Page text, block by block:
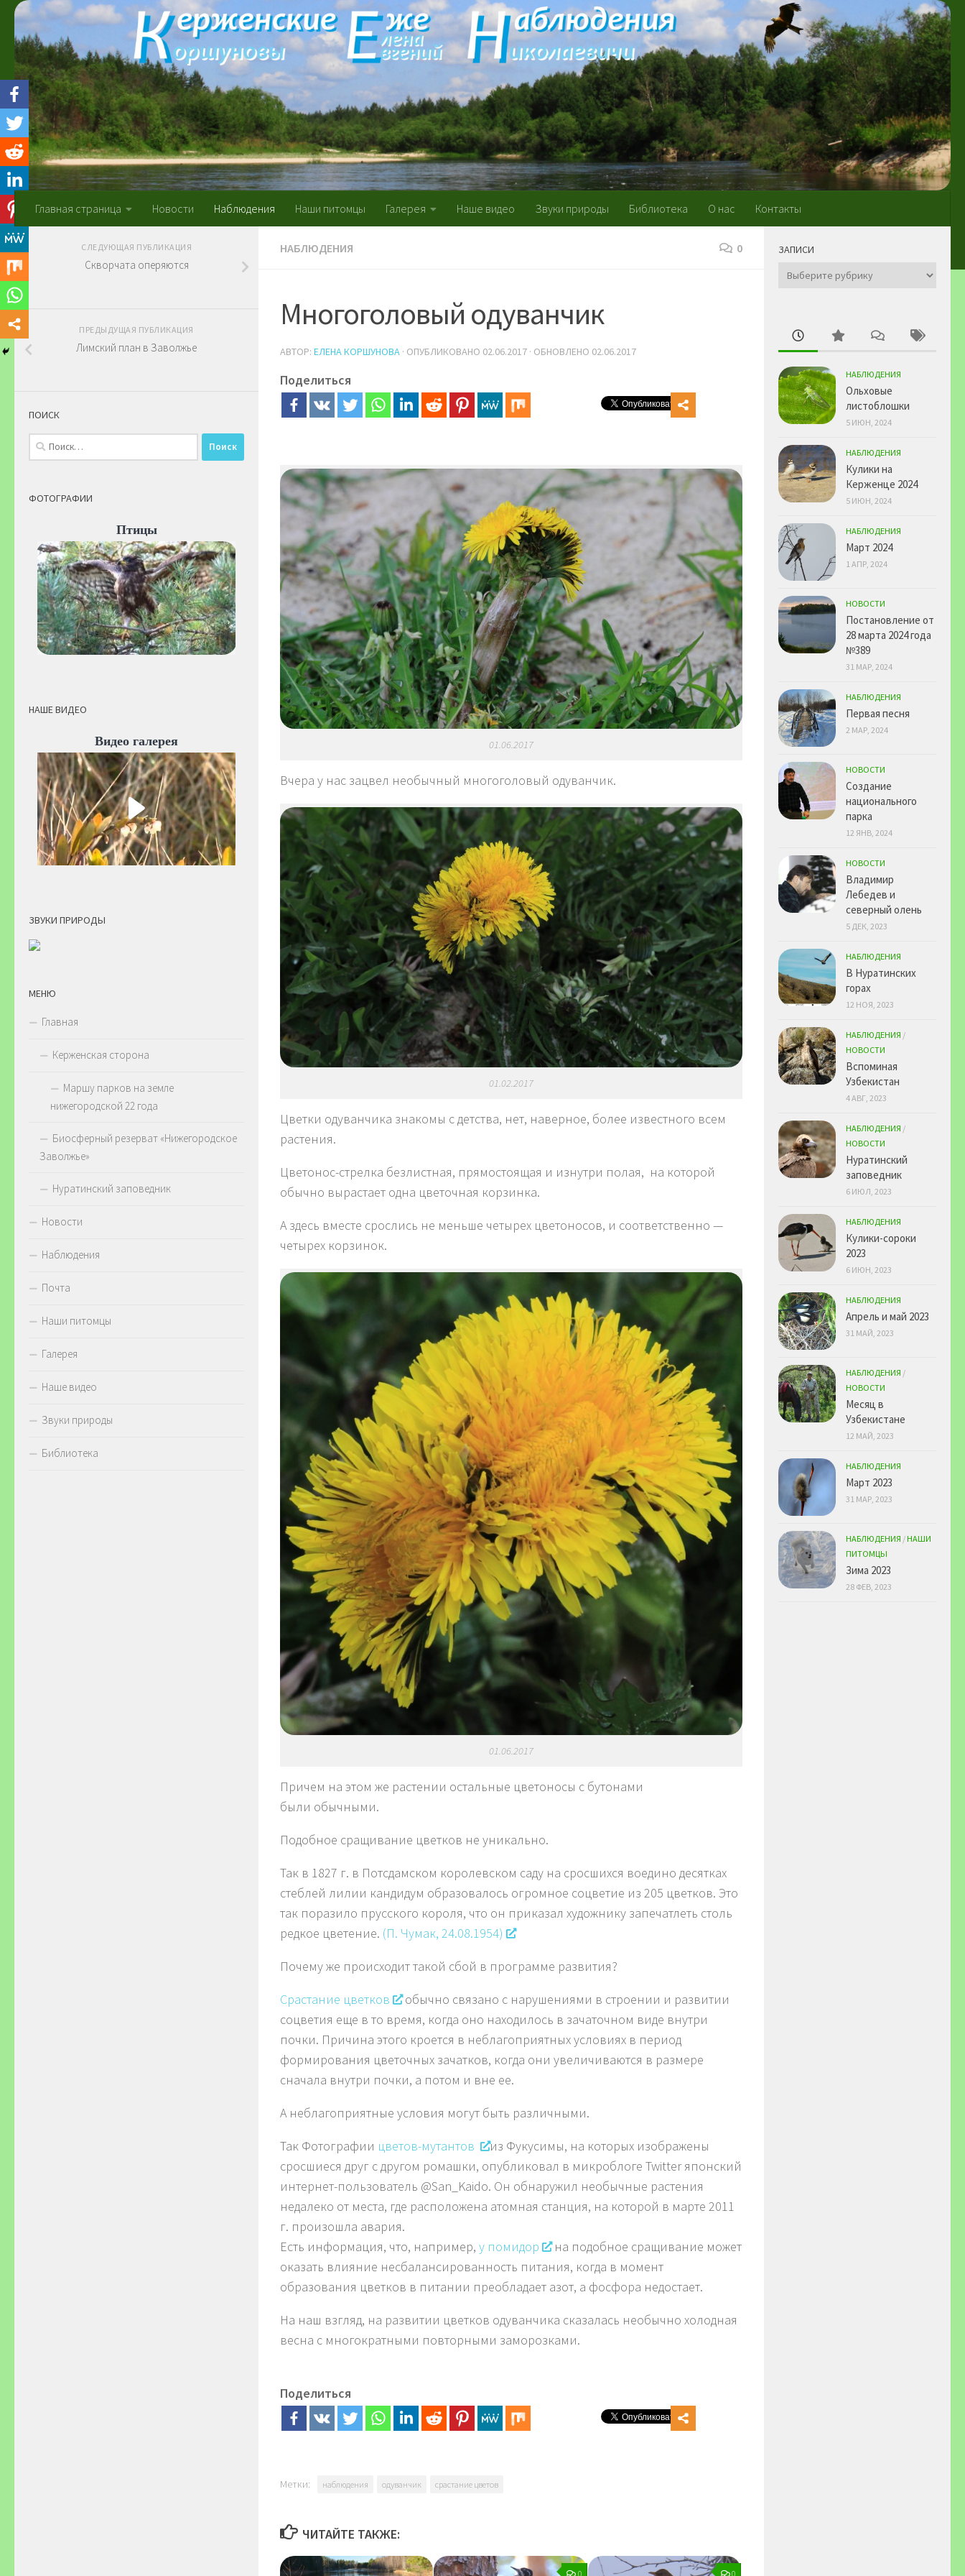
Skip to content
Главная страница Новости Наблюдения Наши питомцы Галерея Наше видео Звуки природы Библиотека О нас Контакты
НАБЛЮДЕНИЯ 0
Многоголовый одуванчик
АВТОР: ЕЛЕНА КОРШУНОВА · ОПУБЛИКОВАНО 02.06.2017 · ОБНОВЛЕНО 02.06.2017
Поделиться
01.06.2017
Вчера у нас зацвел необычный многоголовый одуванчик.
01.02.2017
Цветки одуванчика знакомы с детства, нет, наверное, более известного всем
растения.
Цветонос-стрелка безлистная, прямостоящая и изнутри полая, на которой
обычно вырастает одна цветочная корзинка.
А здесь вместе срослись не меньше четырех цветоносов, и соответственно —
четырех корзинок.
01.06.2017
Причем на этом же растении остальные цветоносы с бутонами
были обычными.
Подобное сращивание цветков не уникально.
Так в 1827 г. в Потсдамском королевском саду на сросшихся воедино десятках
стеблей лилии кандидум образовалось огромное соцветие из 205 цветков. Это
так поразило прусского короля, что он приказал художнику запечатлеть столь
редкое цветение. (П. Чумак, 24.08.1954)
Почему же происходит такой сбой в программе развития?
Срастание цветков
обычно связано с нарушениями в строении и развитии
соцветия еще в то время, когда оно находилось в зачаточном виде внутри
почки. Причина этого кроется в неблагоприятных условиях в период
формирования цветочных зачатков, когда они увеличиваются в размере
сначала внутри почки, а потом и вне ее.
А неблагоприятные условия могут быть различными.
Так Фотографии цветов-мутантов
из Фукусимы, на которых изображены
сросшиеся друг с другом ромашки, опубликовал в микроблоге Twitter японский
интернет-пользователь @San_Kaido. Он обнаружил необычные растения
недалеко от места, где расположена атомная станция, на которой в марте 2011
г. произошла авария.
Есть информация, что, например, у помидор
на подобное сращивание может
оказать влияние несбалансированность питания, когда в момент
образования цветков в питании преобладает азот, а фосфора недостает.
На наш взгляд, на развитии цветков одуванчика сказалась необычно холодная
весна с многократными повторными заморозками.
Поделиться
Метки: наблюдения одуванчик срастание цветов
ЧИТАЙТЕ ТАКЖЕ:
0 0
СЛЕДУЮЩАЯ ПУБЛИКАЦИЯ
Скворчата оперяются
ПРЕДЫДУЩАЯ ПУБЛИКАЦИЯ
Лимский план в Заволжье
ПОИСК
Найти:
ФОТОГРАФИИ
Птицы
НАШЕ ВИДЕО
Видео галерея
ЗВУКИ ПРИРОДЫ
МЕНЮ
Главная
Керженская сторона
Маршу парков на земле
нижегородской 22 года
Биосферный резерват «Нижегородское
Заволжье»
Нуратинский заповедник
Новости
Наблюдения
Почта
Наши питомцы
Галерея
Наше видео
Звуки природы
Библиотека
ЗАПИСИ
Записи
НАБЛЮДЕНИЯ
Ольховые
листоблошки
5 ИЮН, 2024
НАБЛЮДЕНИЯ
Кулики на
Керженце 2024
5 ИЮН, 2024
НАБЛЮДЕНИЯ
Март 2024
1 АПР, 2024
НОВОСТИ
Постановление от
28 марта 2024 года
№389
31 МАР, 2024
НАБЛЮДЕНИЯ
Первая песня
2 МАР, 2024
НОВОСТИ
Создание
национального
парка
12 ЯНВ, 2024
НОВОСТИ
Владимир
Лебедев и
северный олень
5 ДЕК, 2023
НАБЛЮДЕНИЯ
В Нуратинских
горах
12 НОЯ, 2023
НАБЛЮДЕНИЯ /
НОВОСТИ
Вспоминая
Узбекистан
4 АВГ, 2023
НАБЛЮДЕНИЯ /
НОВОСТИ
Нуратинский
заповедник
6 ИЮЛ, 2023
НАБЛЮДЕНИЯ
Кулики-сороки
2023
6 ИЮН, 2023
НАБЛЮДЕНИЯ
Апрель и май 2023
31 МАЙ, 2023
НАБЛЮДЕНИЯ /
НОВОСТИ
Месяц в
Узбекистане
12 МАЙ, 2023
НАБЛЮДЕНИЯ
Март 2023
31 МАР, 2023
НАБЛЮДЕНИЯ /НАШИ
ПИТОМЦЫ
Зима 2023
28 ФЕВ, 2023